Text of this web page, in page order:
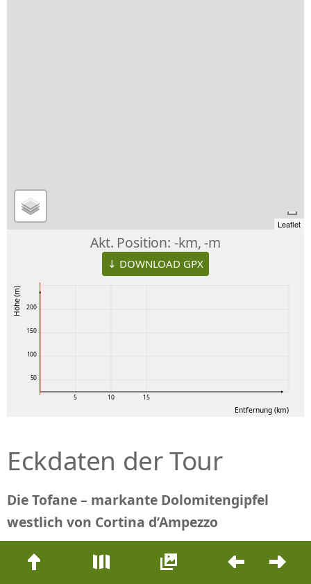
Beitrags-
Navigation
Leaflet
Akt. Position: -km, -m
↓ DOWNLOAD GPX
50
100
150
200
5 10 15
Entfernung (km)
Höhe (m)
Eckdaten der Tour
Die Tofane – markante Dolomitengipfel
westlich von Cortina d’Ampezzo
Dauer:
Distanz:
Bergauf:
Bergab: